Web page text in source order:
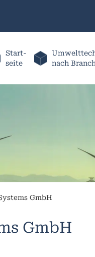
Start-
seite
nach
GmbH
GmbH